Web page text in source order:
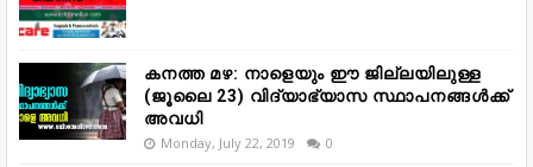
കനത്ത മഴ: നാളെയും ഈ ജില്ലയിലുള്ള
(ജൂലൈ 23) വിദ്യാഭ്യാസ സ്ഥാപനങ്ങൾക്ക്
അവധി
Monday, July 22, 2019 0